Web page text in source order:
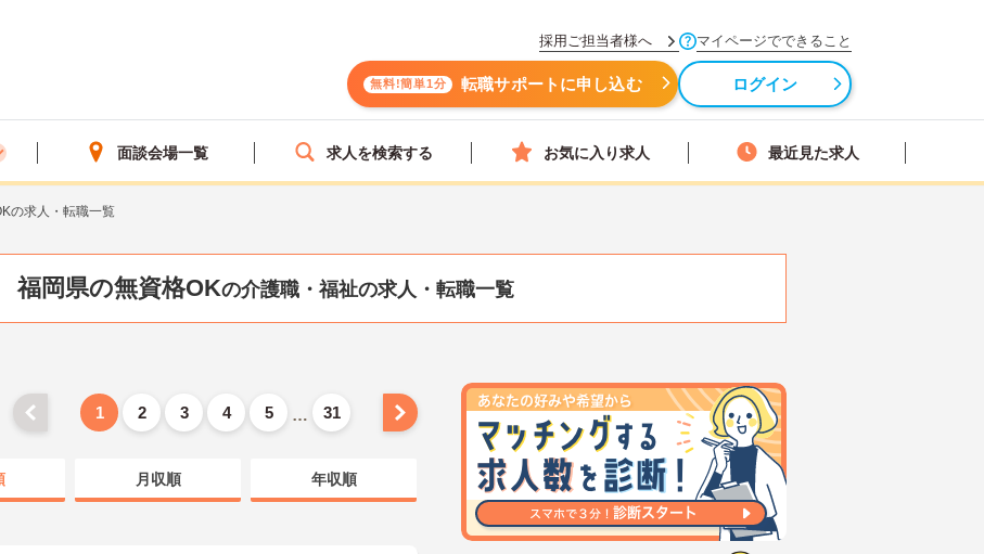
採用ご担当者様へ マイページでできること
無料!簡単1分 転職サポートに申し込む ログイン
面談会場一覧 求人を検索する お気に入り求人 最近見た求人
の求人・転職一覧
福岡県の無資格OKの介護職・福祉の求人・転職一覧
1 2 3 4 5 … 31
月収順 年収順